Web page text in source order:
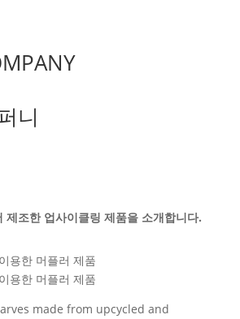
니
제조한 업사이클링 제품을 소개합니다.
용한 머플러 제품
용한 머플러 제품
made from upcycled and